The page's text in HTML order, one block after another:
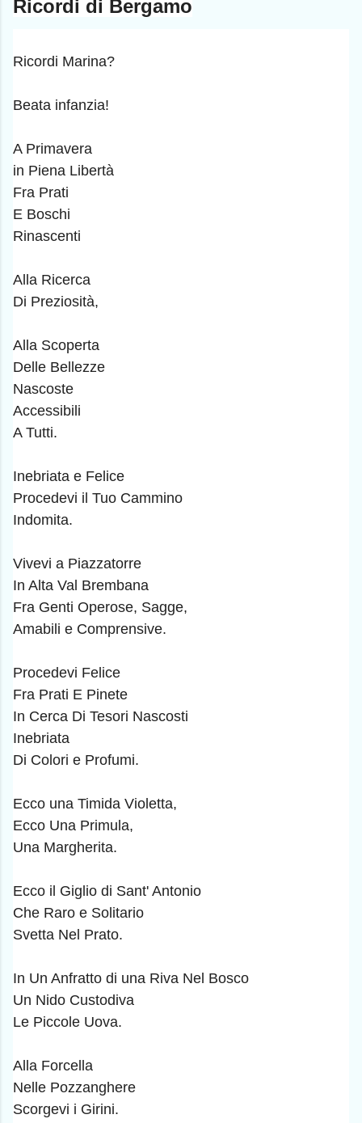
Ricordi di Bergamo
Ricordi Marina?
Beata infanzia!
A Primavera
in Piena Libertà
Fra Prati
E Boschi
Rinascenti
Alla Ricerca
Di Preziosità,
Alla Scoperta
Delle Bellezze
Nascoste
Accessibili
A Tutti.
Inebriata e Felice
Procedevi il Tuo Cammino
Indomita.
Vivevi a Piazzatorre
In Alta Val Brembana
Fra Genti Operose, Sagge,
Amabili e Comprensive.
Procedevi Felice
Fra Prati E Pinete
In Cerca Di Tesori Nascosti
Inebriata
Di Colori e Profumi.
Ecco una Timida Violetta,
Ecco Una Primula,
Una Margherita.
Ecco il Giglio di Sant' Antonio
Che Raro e Solitario
Svetta Nel Prato.
In Un Anfratto di una Riva Nel Bosco
Un Nido Custodiva
Le Piccole Uova.
Alla Forcella
Nelle Pozzanghere
Scorgevi i Girini.